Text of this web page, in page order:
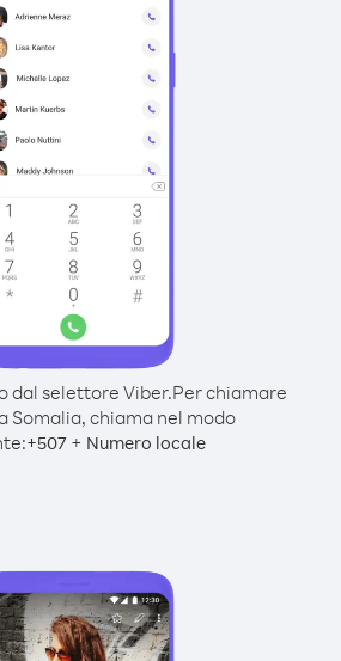
dal selettore Viber.Per chiamare
Somalia, chiama nel modo
+507+ Numero locale